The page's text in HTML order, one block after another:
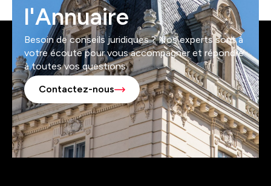
l'Annuaire
Besoin de conseils juridiques ? Nos experts sont à
votre écoute pour vous accompagner et répondre
à toutes vos questions.
Contactez-nous